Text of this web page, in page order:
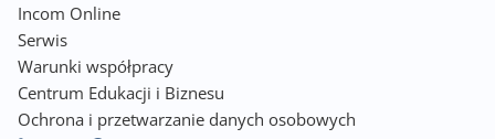
Incom Online
Serwis
Warunki współpracy
Centrum Edukacji i Biznesu
Ochrona i przetwarzanie danych osobowych